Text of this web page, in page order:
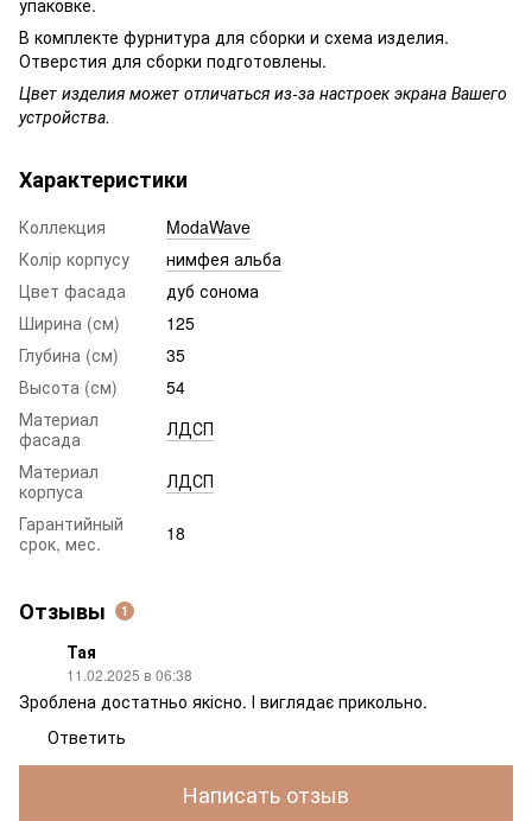
упаковке.
В комплекте фурнитура для сборки и схема изделия.
Отверстия для сборки подготовлены.
Цвет изделия может отличаться из-за настроек экрана Вашего
устройства.
Характеристики
Коллекция
ModaWave
Колір корпусу
нимфея альба
Цвет фасада
дуб сонома
Ширина (см)
125
Глубина (см)
35
Высота (см)
54
Материал
фасада
ЛДСП
Материал
корпуса
ЛДСП
Гарантийный
срок, мес.
18
Отзывы 1
Тая
11.02.2025 в 06:38
Зроблена достатньо якісно. І виглядає прикольно.
Ответить
Написать отзыв